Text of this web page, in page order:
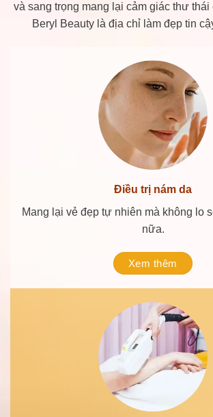
và sang trọng mang lại cảm giác thư thái
Beryl Beauty là địa chỉ làm đẹp tin
Điều trị thâm
Xóa thâm, trị tái phát lại, đem lại vẻ
bạn.
Xem thêm